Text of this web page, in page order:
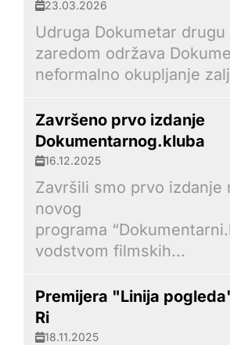
23.03.2026
Udruga Dokumetar drugu
zaredom održava
neformalno okupljanje
Završeno prvo izdanje
Dokumentarnog.kluba
16.12.2025
Završili smo prvo izdanje
novog
programa
vodstvom filmskih...
Premijera "Linija
Ri
18.11.2025